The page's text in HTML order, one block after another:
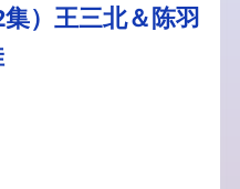
）王三北＆陈羽